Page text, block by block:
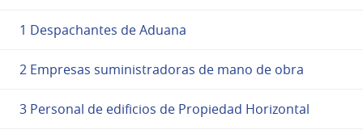
1 Despachantes de Aduana
2 Empresas suministradoras de mano de obra
3 Personal de edificios de Propiedad Horizontal